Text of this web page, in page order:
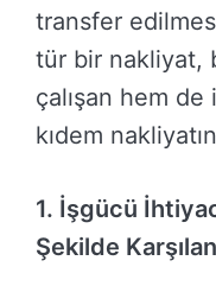
transfer
tür bir nakliyat,
çalışan hem de
kıdem
1. İşgücü
Şekilde